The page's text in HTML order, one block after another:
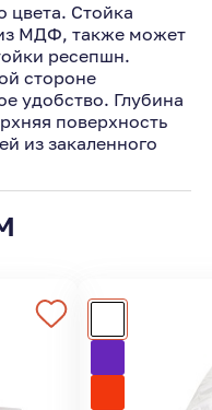
цвета. Стойка
МДФ, также может
ресепшн.
стороне
удобство. Глубина
поверхность
из закаленного